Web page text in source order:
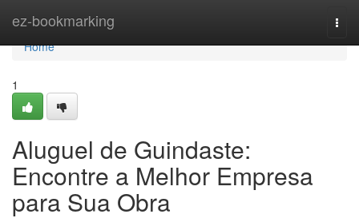
ez-bookmarking
Home
Home
1
Aluguel de Guindaste:
Encontre a Melhor Empresa
para Sua Obra